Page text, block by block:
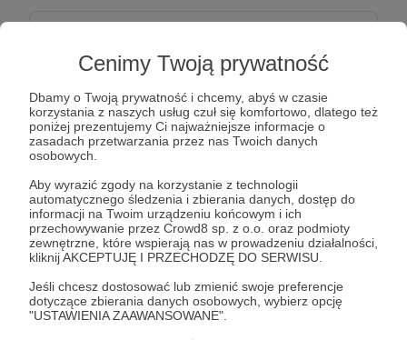
Cenimy Twoją prywatność
Dbamy o Twoją prywatność i chcemy, abyś w czasie
korzystania z naszych usług czuł się komfortowo, dlatego też
poniżej prezentujemy Ci najważniejsze informacje o
zasadach przetwarzania przez nas Twoich danych
osobowych.
Aby wyrazić zgody na korzystanie z technologii
automatycznego śledzenia i zbierania danych, dostęp do
informacji na Twoim urządzeniu końcowym i ich
przechowywanie przez Crowd8 sp. z o.o. oraz podmioty
zewnętrzne, które wspierają nas w prowadzeniu działalności,
kliknij AKCEPTUJĘ I PRZECHODZĘ DO SERWISU.
Jeśli chcesz dostosować lub zmienić swoje preferencje
dotyczące zbierania danych osobowych, wybierz opcję
"USTAWIENIA ZAAWANSOWANE".
Dzień dobry!
Z całego serca dziękuję za okazane wsparcie – to
dla mnie naprawdę ogromnie ważne 🙏
Dzięki Pani/Panu mogę dalej rozwijać swoją pasję
do fotografii przyrodniczej i tworzyć jeszcze
lepsze, bardziej dopracowane treści 📸🌿
W ramach pakietu „Leśna Brygada” otrzymuje
Pani/Pan:
• dostęp do zamkniętej grupy na Facebooku, gdzie
dzielę się zdjęciami i nagraniami zza kulis,
• wyróżnienie pod koniec miesiąca na moich